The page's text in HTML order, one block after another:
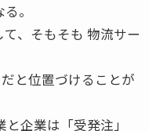
。
、そもそも 物流サー
と位置づけることが
企業は「受発注」